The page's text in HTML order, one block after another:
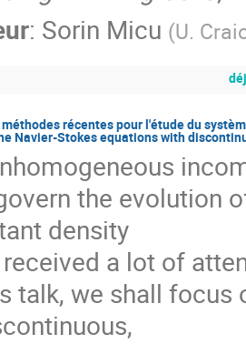
: Sorin Micu (U.
récentes pour l'étude du
Navier-Stokes equations with
the evolution
density
a lot of
talk, we shall focus